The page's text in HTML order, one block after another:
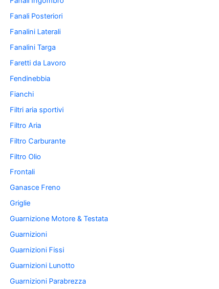
Fanali Posteriori
Fanalini Laterali
Fanalini Targa
Faretti da Lavoro
Fendinebbia
Fianchi
Filtri aria sportivi
Filtro Aria
Filtro Carburante
Filtro Olio
Frontali
Ganasce Freno
Griglie
Guarnizione Motore & Testata
Guarnizioni
Guarnizioni Fissi
Guarnizioni Lunotto
Guarnizioni Parabrezza